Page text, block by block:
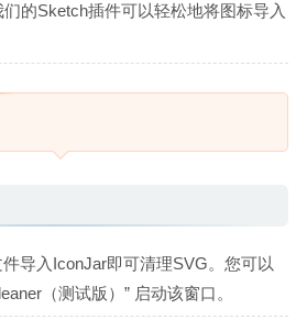
的Sketch插件可以轻松地将图标导入
导入IconJar即可清理SVG。您可以
（测试版）” 启动该窗口。